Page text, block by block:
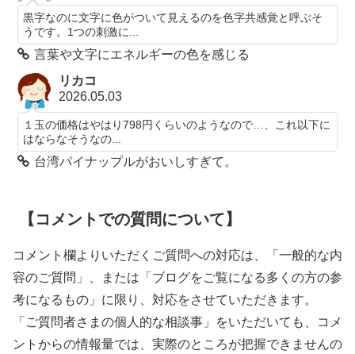
黒字なのに文字に色がついて見えるのを色字共感覚と呼ぶそ
うです。1つの刺激に...
言葉や文字にエネルギーの色を感じる
リカコ
2026.05.03
１玉の価格はやはり798円くらいのようなので…、これ以下に
はならなそうなの...
台湾パイナップルがおいしすぎて。
【コメントでの質問について】
コメント欄よりいただくご質問への対応は、「一般的な内
容のご質問」、または「ブログをご覧になる多くの方の参
考になるもの」に限り、対応をさせていただきます。
「ご質問者さまの個人的な相談事」をいただいても、コメ
ントからの情報量では、実際のところが把握できませんの